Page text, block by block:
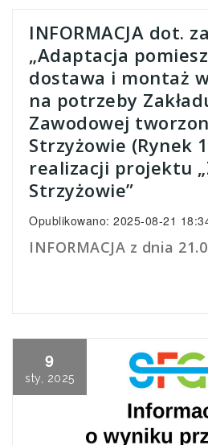
INFORMACJA dot.
„Adaptacja
dostawa i montaż
na potrzeby
Zawodowej
Strzyżowie (Rynek
realizacji projektu
Strzyżowie”
Opublikowano: 2025-08-21
INFORMACJA z dnia
9
sty, 2025